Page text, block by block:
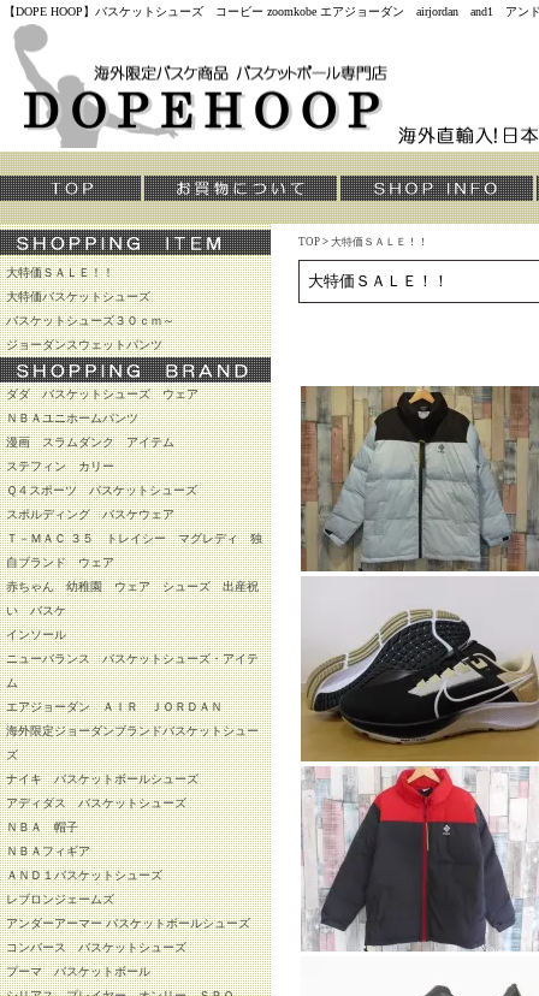
【DOPE HOOP】バスケットシューズ コービー zoomkobe エアジョーダン airjordan and1
大特価ＳＡＬＥ！！
大特価バスケットシューズ
バスケットシューズ３０ｃｍ～
ジョーダンスウェットパンツ
ダダ バスケットシューズ ウェア
ＮＢＡユニホームパンツ
漫画 スラムダンク アイテム
ステフィン カリー
Ｑ４スポーツ バスケットシューズ
スポルディング バスケウェア
Ｔ－ＭＡＣ ３５ トレイシー マグレディ 独
自ブランド ウェア
赤ちゃん 幼稚園 ウェア シューズ 出産祝
い バスケ
インソール
ニューバランス バスケットシューズ・アイテ
ム
エアジョーダン ＡＩＲ ＪＯＲＤＡＮ
海外限定ジョーダンブランドバスケットシュー
ズ
ナイキ バスケットボールシューズ
アディダス バスケットシューズ
ＮＢＡ 帽子
ＮＢＡフィギア
ＡＮＤ１バスケットシューズ
レブロンジェームズ
アンダーアーマー バスケットボールシューズ
コンバース バスケットシューズ
プーマ バスケットボール
TOP > 大特価ＳＡＬＥ！！
大特価ＳＡＬＥ！！